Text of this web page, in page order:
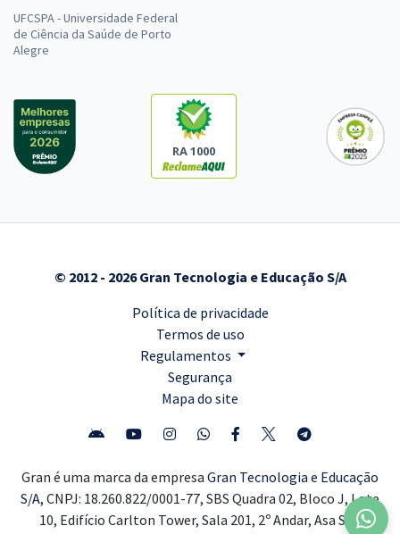
UFCSPA - Universidade Federal
de Ciência da Saúde de Porto
Alegre
RA 1000
© 2012 - 2026 Gran Tecnologia e Educação S/A
Política de privacidade
Termos de uso
Regulamentos
Segurança
Mapa do site
Gran é uma marca da empresa Gran Tecnologia e Educação
S/A, CNPJ: 18.260.822/0001-77, SBS Quadra 02, Bloco J, Lote
10, Edifício Carlton Tower, Sala 201, 2º Andar, Asa Sul,